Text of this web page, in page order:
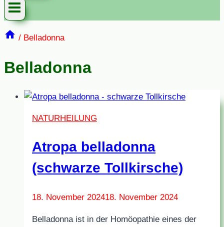
/ Belladonna
Belladonna
NATURHEILUNG
Atropa belladonna
(schwarze Tollkirsche)
18. November 202418. November 2024
Belladonna ist in der Homöopathie eines der